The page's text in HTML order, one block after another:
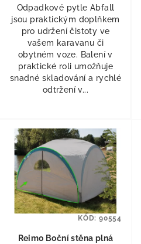
Odpadkové pytle Abfall
jsou praktickým doplňkem
pro udržení čistoty ve
vašem karavanu či
obytném voze. Balení v
praktické roli umožňuje
snadné skladování a rychlé
odtržení v...
Reimo Boční stěna plná
KÓD: 90554